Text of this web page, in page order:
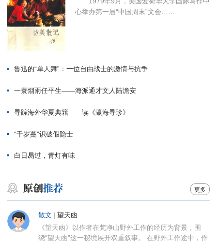
心举办第一届“中国周末”文会……
鲁迅的“单人舞”：一位自由战士的激情与抗争
一蓑烟雨任平生——海派通才文人陆澹安
寻踪海外华夏典籍——读《瀛海寻珍》
“千岁蘽”识破假隐士
白日易过，青灯有味
更多
散文 | 望天凼
《望天凼》以作者在梵净山野外工作的经历为背景，围
绕“望天凼”这一秘境展开双重叙事。 在野外工作途中，作